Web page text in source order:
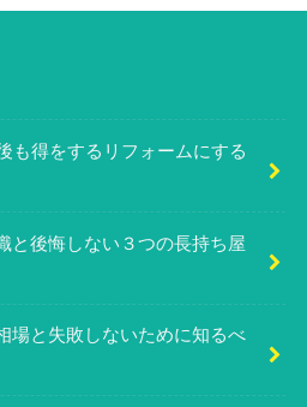
も得をするリフォームにする
と後悔しない３つの長持ち屋
場と失敗しないために知るべ